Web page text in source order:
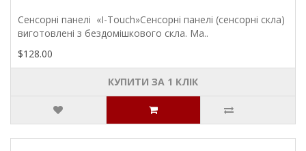
Сенсорні панелі «I-Touch»Сенсорні панелі (сенсорні скла)
виготовлені з бездомішкового скла. Ма..
$128.00
КУПИТИ ЗА 1 КЛIК